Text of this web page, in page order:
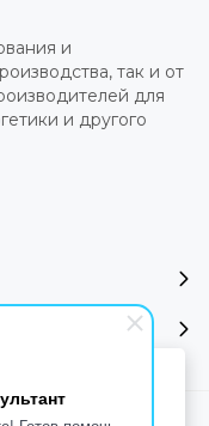
и
так и от
для
и другого
сайта,
Продолжая